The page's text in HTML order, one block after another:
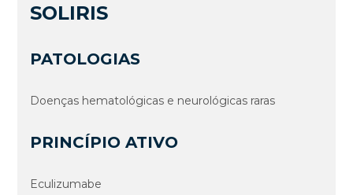
SOLIRIS
PATOLOGIAS
Doenças hematológicas e neurológicas raras
PRINCÍPIO ATIVO
Eculizumabe